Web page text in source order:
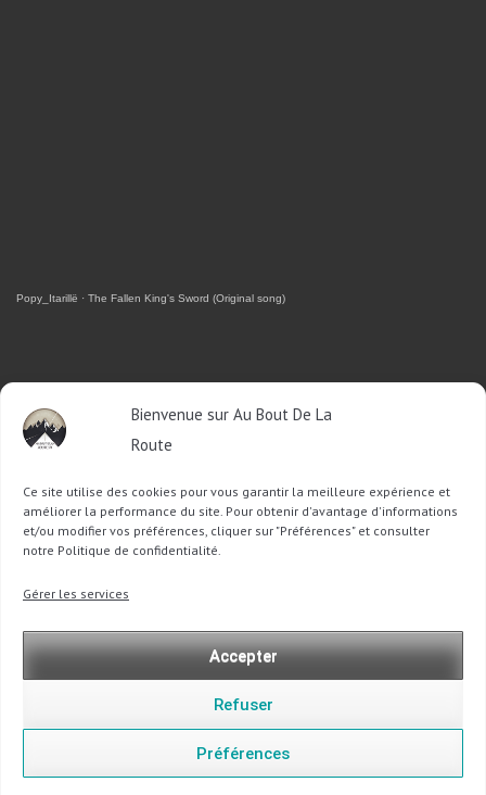
Bienvenue sur Au Bout De La
Route
Ce site utilise des cookies pour vous garantir la meilleure expérience et
améliorer la performance du site. Pour obtenir d'avantage d'informations
et/ou modifier vos préférences, cliquer sur "Préférences" et consulter
notre Politique de confidentialité.
Gérer les services
Accepter
Refuser
Préférences
Popy_Itarillë · The Fallen King's Sword (Original song)
RETROUVEZ-MOI SUR FACEBOOK
OU SUR TWITTER
Follow @Sophie_ABDLRTweet to @Sophie_ABDLR
:
Copyright @ 2013-2026 Au Bout De La Route |Mentions légales